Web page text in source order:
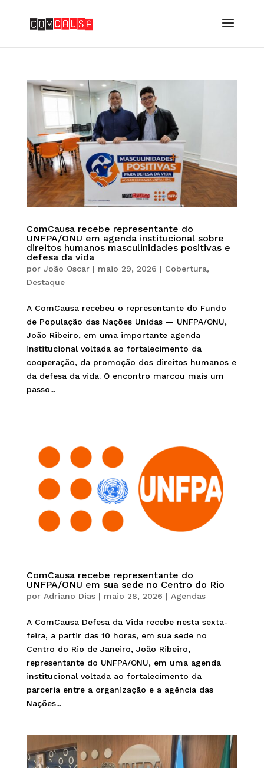
ComCausa recebe representante do
UNFPA/ONU em agenda institucional sobre
direitos humanos masculinidades positivas e
defesa da vida
por João Oscar| maio 29, 2026 | Cobertura,
Destaque
A ComCausa recebeu o representante do Fundo
de População das Nações Unidas — UNFPA/ONU,
João Ribeiro, em uma importante agenda
institucional voltada ao fortalecimento da
cooperação, da promoção dos direitos humanos e
da defesa da vida. O encontro marcou mais um
passo...
ComCausa recebe representante do
UNFPA/ONU em sua sede no Centro do Rio
por Adriano Dias| maio 28, 2026 | Agendas
A ComCausa Defesa da Vida recebe nesta sexta-
feira, a partir das 10 horas, em sua sede no
Centro do Rio de Janeiro, João Ribeiro,
representante do UNFPA/ONU, em uma agenda
institucional voltada ao fortalecimento da
parceria entre a organização e a agência das
Nações...